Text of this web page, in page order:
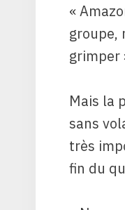
«
groupe,
grimper
Mais la
sans
très
fin du